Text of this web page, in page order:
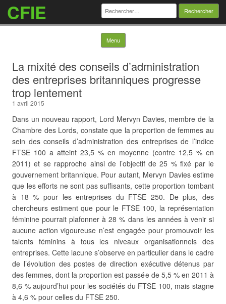
CFIE Rechercher :
Menu Skip to content
La mixité des conseils d’administration
des entreprises britanniques progresse
trop lentement
1 avril 2015
Dans un nouveau rapport, Lord Mervyn Davies, membre de la
Chambre des Lords, constate que la proportion de femmes au
sein des conseils d’administration des entreprises de l’indice
FTSE 100 a atteint 23,5 % en moyenne (contre 12,5 % en
2011) et se rapproche ainsi de l’objectif de 25 % fixé par le
gouvernement britannique. Pour autant, Mervyn Davies estime
que les efforts ne sont pas suffisants, cette proportion tombant
à 18 % pour les entreprises du FTSE 250. De plus, des
chercheurs estiment que pour le FTSE 100, la représentation
féminine pourrait plafonner à 28 % dans les années à venir si
aucune action vigoureuse n’est engagée pour promouvoir les
talents féminins à tous les niveaux organisationnels des
entreprises. Cette lacune s’observe en particulier dans le cadre
de l’évolution des postes de direction exécutive détenus par
des femmes, dont la proportion est passée de 5,5 % en 2011 à
8,6 % aujourd’hui pour les sociétés du FTSE 100, mais stagne
à 4,6 % pour celles du FTSE 250.